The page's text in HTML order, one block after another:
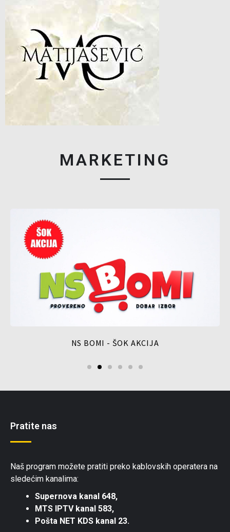
MARKETING
NS BOMI - ŠOK AKCIJA
Pratite nas
Naš program možete pratiti preko kablovskih operatera na
sledećim kanalima:
Supernova kanal 648,
MTS IPTV kanal 583,
Pošta NET KDS kanal 23.